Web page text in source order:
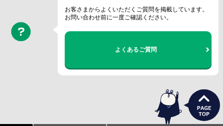
お客さまからよくいただくご質問を掲載しています。
お問い合わせ前に一度ご確認ください。
よくあるご質問
うさぎ支店長